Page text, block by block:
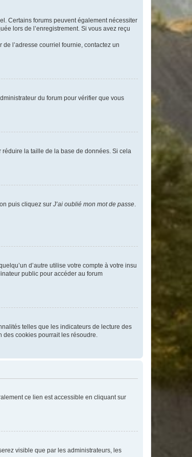
Certains forums peuvent également nécessiter
lors de l’enregistrement. Si vous avez reçu
l’adresse courriel fournie, contactez un
du forum pour vérifier que vous
réduire la taille de la base de données. Si cela
puis cliquez sur J’ai oublié mon mot de passe.
d’autre utilise votre compte à votre insu
public pour accéder au forum
telles que les indicateurs de lecture des
des cookies pourrait les résoudre.
ce lien est accessible en cliquant sur
visible que par les administrateurs, les